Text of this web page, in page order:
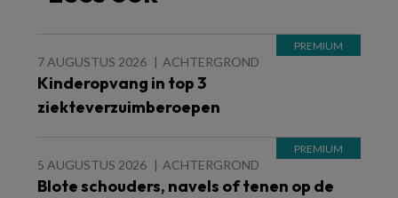
7 AUGUSTUS 2026 ACHTERGROND
Kinderopvang in top 3
ziekteverzuimberoepen
5 AUGUSTUS 2026 ACHTERGROND
Blote schouders, navels of tenen op de